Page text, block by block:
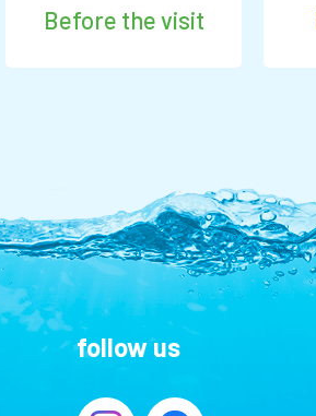
Before the visit
follow us